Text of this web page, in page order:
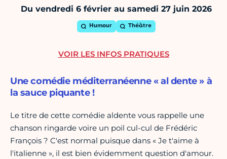
Du vendredi 6 février au samedi 27 juin 2026
Humour Théâtre
Une comédie méditerranéenne « al dente » à
la sauce piquante !
Le titre de cette comédie aldente vous rappelle une
chanson ringarde voire un poil cul-cul de Frédéric
François ? C'est normal puisque dans « Je t'aime à
l'italienne », il est bien évidemment question d'amour.
VOIR LES INFOS PRATIQUES